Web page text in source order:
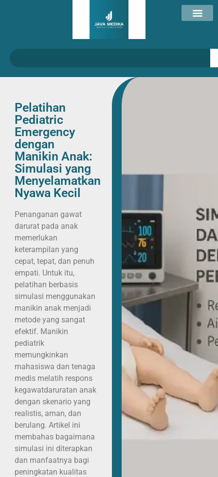
Pelatihan
Pediatric
Emergency
dengan
Manikin Anak:
Simulasi yang
Menyelamatkan
Nyawa Kecil
Penanganan gawat
darurat pada anak
memerlukan
keterampilan yang
cepat, tepat, dan penuh
empati. Untuk itu,
pelatihan berbasis
simulasi menggunakan
manikin anak menjadi
metode yang sangat
efektif. Manikin
pediatrik
memungkinkan
mahasiswa dan tenaga
medis melatih respons
kegawatdaruratan anak
dengan skenario yang
realistis, aman, dan
berulang. Artikel ini
membahas bagaimana
simulasi ini diterapkan
dan manfaatnya bagi
peningkatan kualitas